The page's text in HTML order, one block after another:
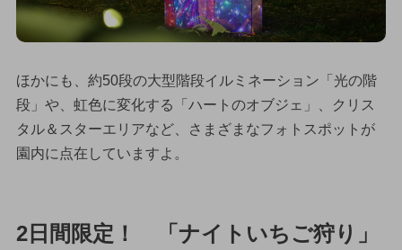
ほかにも、約50段の大型階段イルミネーション「光の階
段」や、虹色に変化する「ハートのオブジェ」、クリス
タル＆スターエリアなど、さまざまなフォトスポットが
園内に点在していますよ。
2日間限定！ 「ナイトいちご狩り」